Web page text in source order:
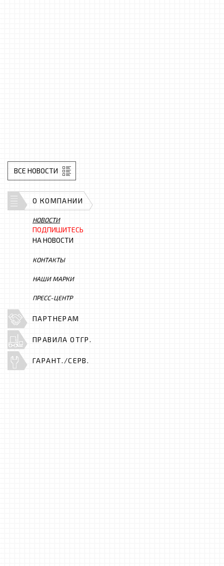
ВСЕ НОВОСТИ
О КОМПАНИИ
НОВОСТИ
ПОДПИШИТЕСЬ
НА НОВОСТИ
КОНТАКТЫ
НАШИ МАРКИ
ПРЕСС-ЦЕНТР
ПАРТНЕРАМ
ПРАВИЛА ОТГР.
ГАРАНТ./СЕРВ.